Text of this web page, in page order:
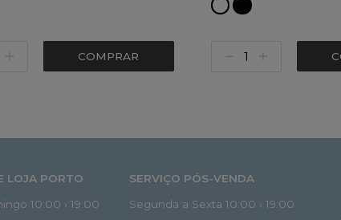
COMPRAR
LOJA PORTO
10:00 › 19:00
SERVIÇO PÓS-VENDA
Segunda a Sexta 10:00 › 19:00